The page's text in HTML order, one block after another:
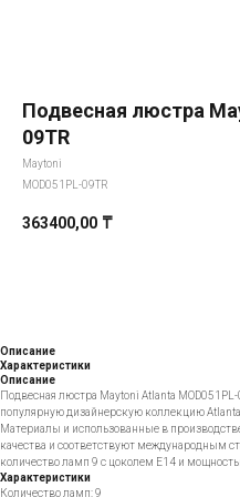
Подвесная люстра
09TR
Maytoni
MOD051PL-09TR
363400,00 ₸
Описание
Характеристики
Описание
Подвесная люстра Maytoni Atlanta
популярную дизайнерскую коллекцию
Материалы и использованные в
качества и соответствуют международным
количество ламп 9 с цоколем E14 и
Характеристики
Количество ламп: 9